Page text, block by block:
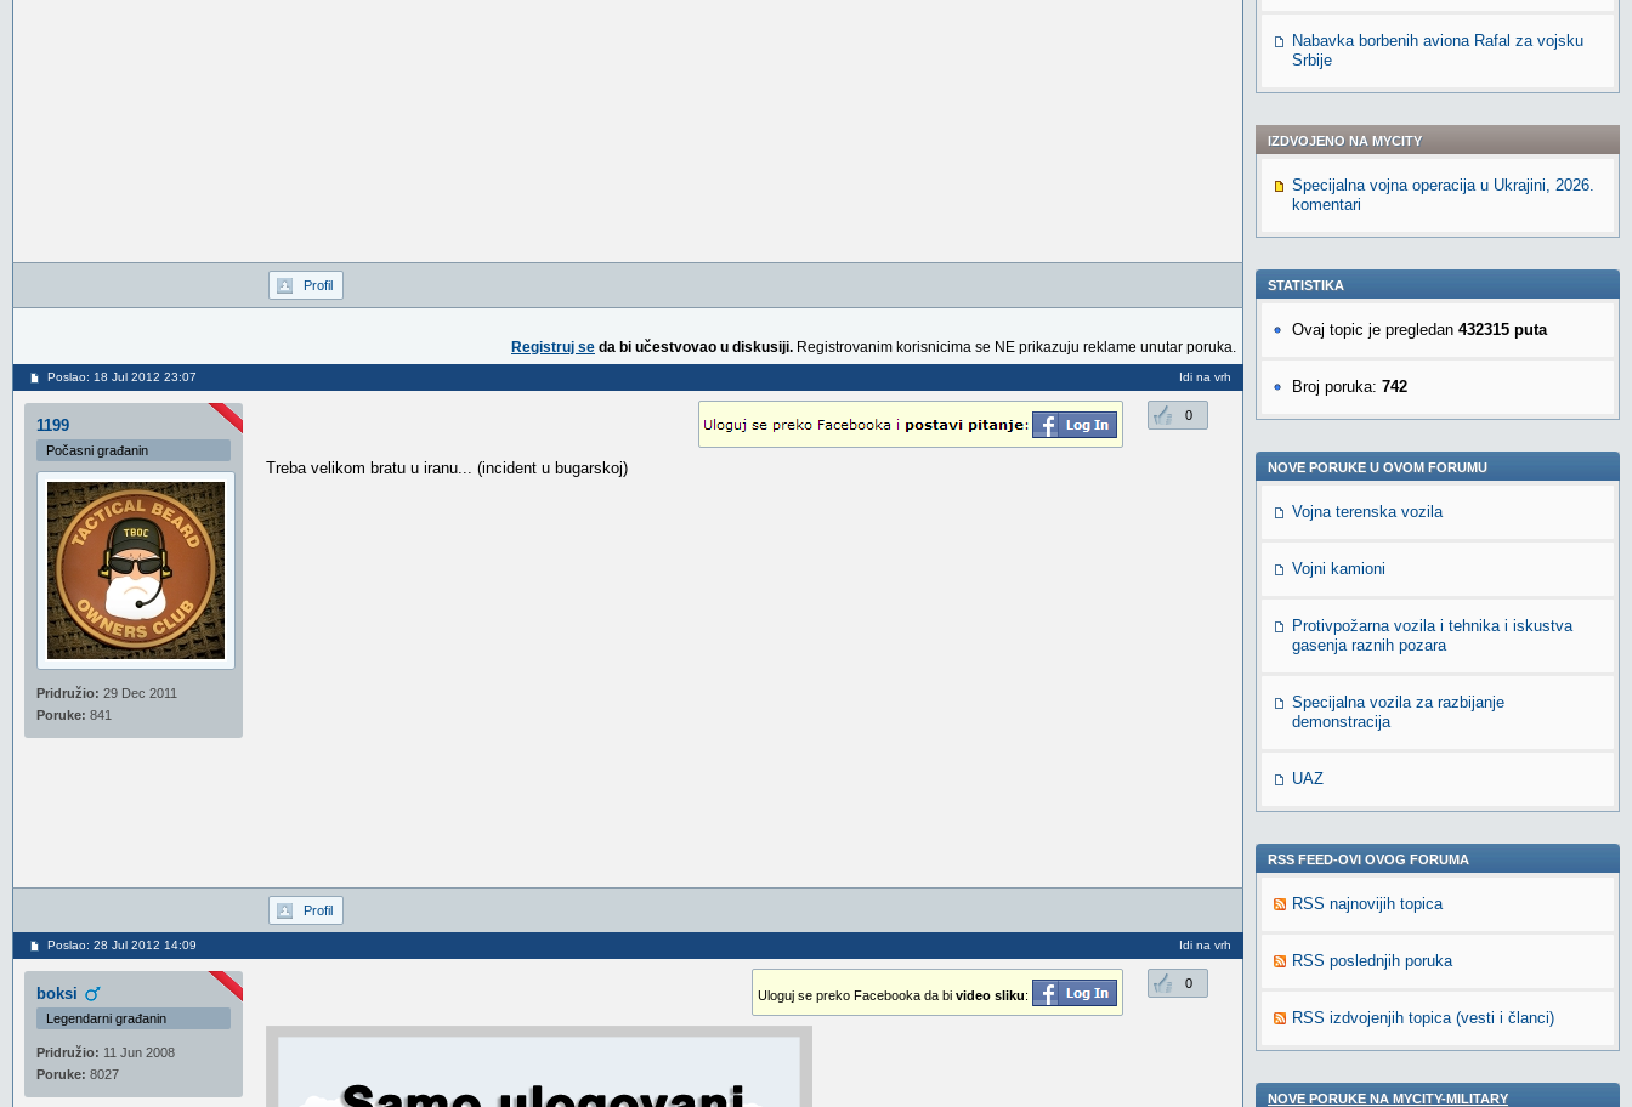
Profil
Registruj se da bi učestvovao u diskusiji. Registrovanim korisnicima se NE prikazuju reklame unutar poruka.
Poslao: 18 Jul 2012 23:07 Idi na vrh
1199
Počasni građanin
Pridružio: 29 Dec 2011
Poruke: 841
0
Treba velikom bratu u iranu... (incident u bugarskoj)
Profil
Poslao: 28 Jul 2012 14:09 Idi na vrh
boksi
Legendarni građanin
Pridružio: 11 Jun 2008
Poruke: 8027
0
Uloguj se preko Facebooka da bi video sliku:
Nabavka borbenih aviona Rafal za vojsku
Srbije
IZDVOJENO NA MYCITY
Specijalna vojna operacija u Ukrajini, 2026.
komentari
STATISTIKA
Ovaj topic je pregledan 432315 puta
Broj poruka: 742
NOVE PORUKE U OVOM FORUMU
Vojna terenska vozila
Vojni kamioni
Protivpožarna vozila i tehnika i iskustva
gasenja raznih pozara
Specijalna vozila za razbijanje
demonstracija
UAZ
RSS FEED-OVI OVOG FORUMA
RSS najnovijih topica
RSS poslednjih poruka
RSS izdvojenjih topica (vesti i članci)
NOVE PORUKE NA MYCITY-MILITARY